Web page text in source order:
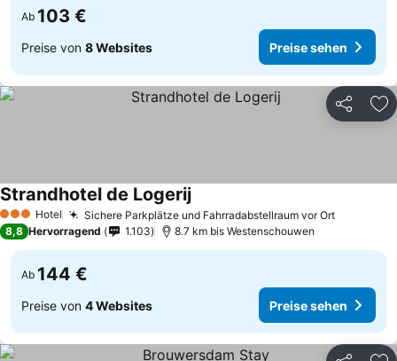
Ab 103 €
Preise von 8 Websites Preise sehen
Teilen
3 SterneHotel Sichere Parkplätze und Fahrradabstellraum vor Ort
Strandhotel de Logerij
8,8 Hervorragend 1.103 8.7 km bis Westenschouwen
Ab 144 €
Preise von 4 Websites Preise sehen